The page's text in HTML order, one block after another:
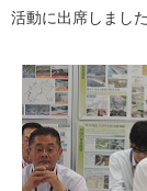
活動に出席しました